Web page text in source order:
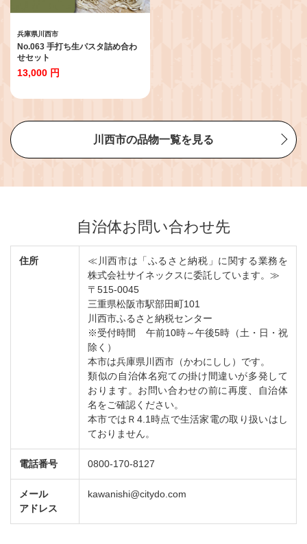
兵庫県川西市
No.063 手打ち生パスタ詰め合わ
せセット
13,000 円
川西市の品物一覧を見る
自治体お問い合わせ先
住所
≪川西市は「ふるさと納税」に関する業務を
株式会社サイネックスに委託しています。≫
〒515-0045
三重県松阪市駅部田町101
川西市ふるさと納税センター
※受付時間 午前10時～午後5時（土・日・祝
除く）
本市は兵庫県川西市（かわにしし）です。
類似の自治体名宛ての掛け間違いが多発して
おります。お問い合わせの前に再度、自治体
名をご確認ください。
本市ではＲ4.1時点で生活家電の取り扱いはし
ておりません。
電話番号 0800-170-8127
メール
アドレス
kawanishi@citydo.com